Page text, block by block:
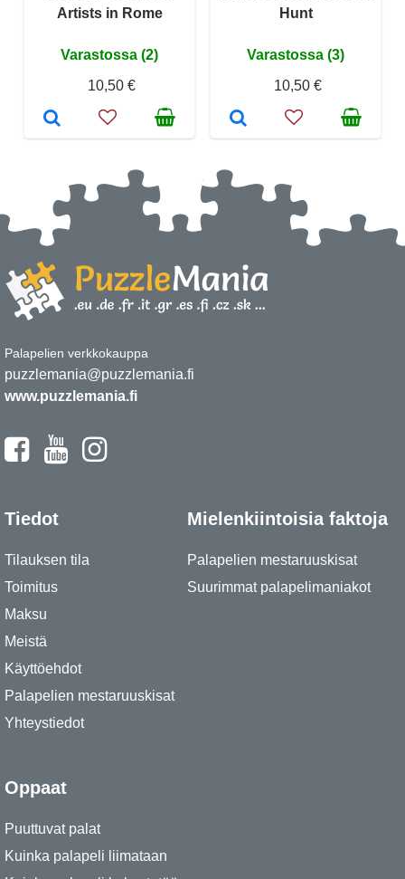
Artists in Rome
Varastossa (2)
10,50 €
Hunt
Varastossa (3)
10,50 €
Palapelien verkkokauppa
puzzlemania@puzzlemania.fi
www.puzzlemania.fi
Tiedot
Tilauksen tila
Toimitus
Maksu
Meistä
Käyttöehdot
Palapelien mestaruuskisat
Yhteystiedot
Mielenkiintoisia faktoja
Palapelien mestaruuskisat
Suurimmat palapelimaniakot
Oppaat
Puuttuvat palat
Kuinka palapeli liimataan